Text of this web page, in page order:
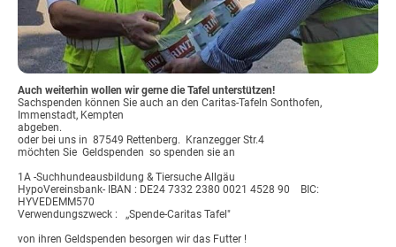
Auch weiterhin wollen wir gerne die Tafel unterstützen!
Sachspenden können Sie auch an den Caritas-Tafeln Sonthofen,
Immenstadt, Kempten
abgeben.
oder bei uns in 87549 Rettenberg. Kranzegger Str.4
möchten Sie Geldspenden so spenden sie an
1A -Suchhundeausbildung & Tiersuche Allgäu
HypoVereinsbank- IBAN : DE24 7332 2380 0021 4528 90 BIC:
HYVEDEMM570
Verwendungszweck : ,,Spende-Caritas Tafel"
von ihren Geldspenden besorgen wir das Futter !